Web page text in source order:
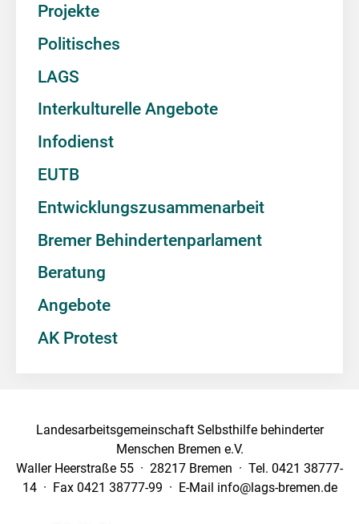
Projekte
Politisches
LAGS
Interkulturelle Angebote
Infodienst
EUTB
Entwicklungszusammenarbeit
Bremer Behindertenparlament
Beratung
Angebote
AK Protest
Landesarbeitsgemeinschaft Selbsthilfe behinderter
Menschen Bremen e.V.
Waller Heerstraße 55 · 28217 Bremen · Tel. 0421 38777-
14 · Fax 0421 38777-99 · E-Mail info@lags-bremen.de